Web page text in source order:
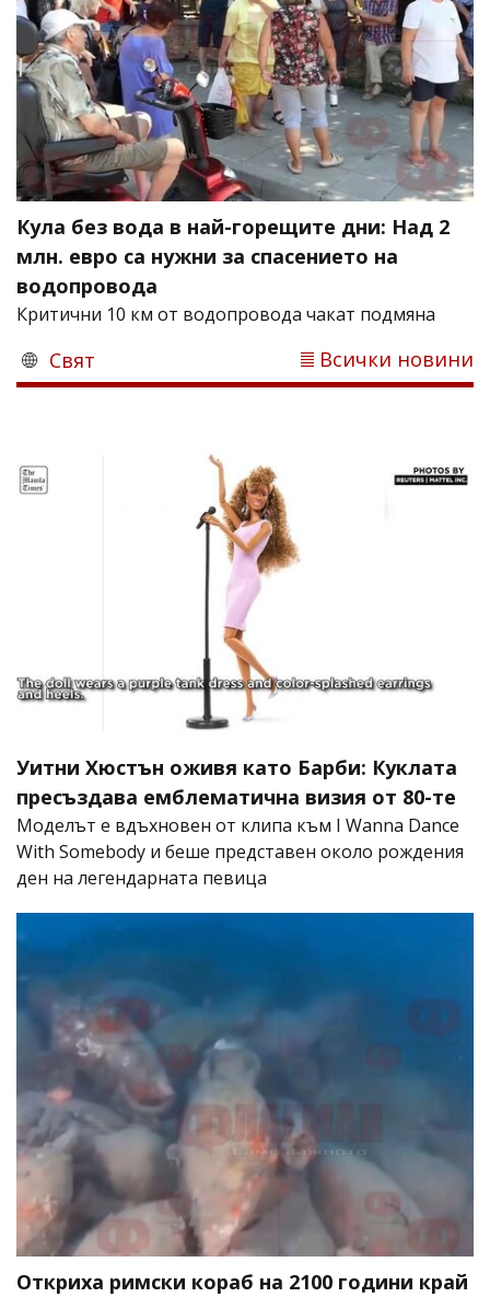
Кула без вода в най-горещите дни: Над 2
млн. евро са нужни за спасението на
водопровода
Критични 10 км от водопровода чакат подмяна
Свят Всички новини
Уитни Хюстън оживя като Барби: Куклата
пресъздава емблематична визия от 80-те
Моделът е вдъхновен от клипа към I Wanna Dance
With Somebody и беше представен около рождения
ден на легендарната певица
Откриха римски кораб на 2100 години край